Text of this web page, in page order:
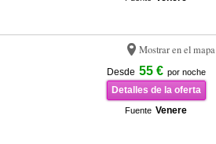
Mostrar en el mapa
Desde 55 € por noche
Detalles de la oferta
Fuente Venere